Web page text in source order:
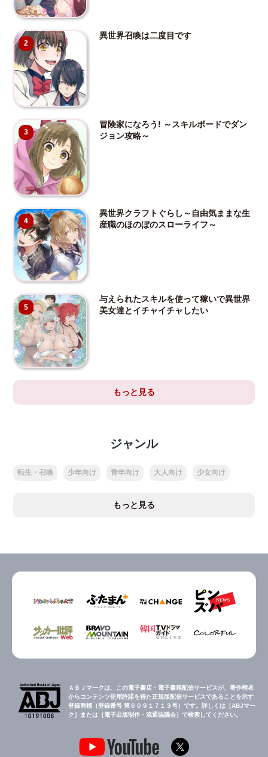
2
異世界召喚は二度目です
3
冒険家になろう! ～スキルボードでダン
ジョン攻略～
4
異世界クラフトぐらし～自由気ままな生
産職のほのぼのスローライフ～
5
与えられたスキルを使って稼いで異世界
美女達とイチャイチャしたい
もっと見る
ジャンル
転生・召喚 少年向け 青年向け 大人向け 少女向け
もっと見る
ＡＢＪマークは、この電子書店・電子書籍配信サービスが、著作権者
からコンテンツ使用許諾を得た正規版配信サービスであることを示す
登録商標（登録番号 第６０９１７１３号）です。詳しくは［ABJマー
ク］または［電子出版制作・流通協議会］で検索してください。